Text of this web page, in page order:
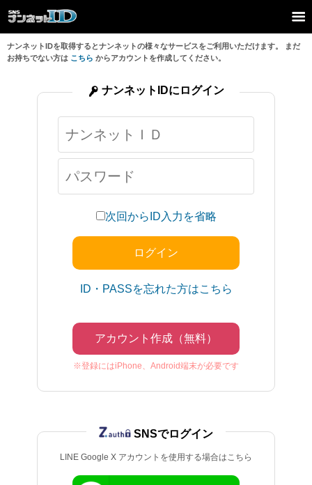
ナンネットIDを取得するとナンネットの様々なサービスをご利用いただけます。 まだ
お持ちでない方は こちら からアカウントを作成してください。
次回からID入力を省略
ID・PASSを忘れた方はこちら
アカウント作成（無料）
※登録にはiPhone、Android端末が必要です
ナンネットIDにログイン
LINE Google X アカウントを使用する場合はこちら
SNSでログイン